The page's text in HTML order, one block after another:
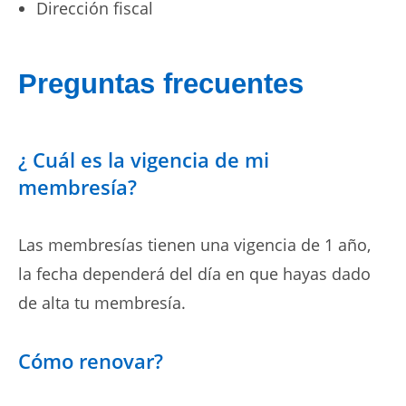
Dirección fiscal
Preguntas frecuentes
¿ Cuál es la vigencia de mi
membresía?
Las membresías tienen una vigencia de 1 año,
la fecha dependerá del día en que hayas dado
de alta tu membresía.
Cómo renovar?